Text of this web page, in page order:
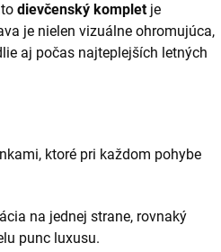
dievčenský kompletje
je nielen vizuálne ohromujúca,
aj počas najteplejších letných
ktoré pri každom pohybe
na jednej strane, rovnaký
punc luxusu.